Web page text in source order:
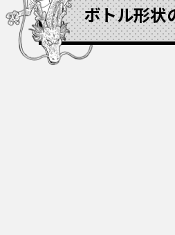
ボトル形状